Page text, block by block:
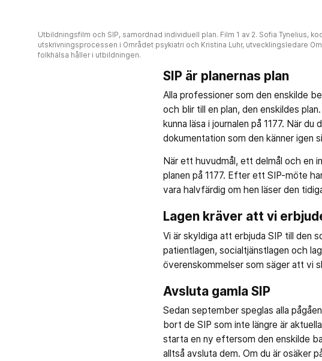
Utbildningsfilm och SIP, samordnad individuell plan. Film 1 av 2. Sofia Tynelius,
utskrivningsprocessen i Området psykiatri och Kristina Luhr, utvecklingsledare
folkhälsa håller i utbildningen.
SIP är planernas plan
Alla professioner som den enskilde
och blir till en plan, den enskildes
kunna läsa i journalen på 1177. När
dokumentation som den känner igen
När ett huvudmål, ett delmål och en
planen på 1177. Efter ett SIP-möte
vara halvfärdig om hen läser den
Lagen kräver att vi
Vi är skyldiga att erbjuda SIP till den
patientlagen, socialtjänstlagen och
överenskommelser som säger att vi
Avsluta gamla SIP
Sedan september speglas alla
bort de SIP som inte längre är
starta en ny eftersom den enskilde
alltså avsluta dem. Om du är osäker